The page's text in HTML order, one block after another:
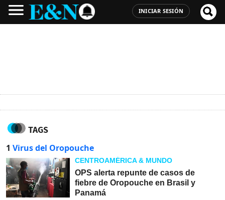
INICIAR SESIÓN
TAGS
1 Virus del Oropouche
CENTROAMÉRICA & MUNDO
OPS alerta repunte de casos de
fiebre de Oropouche en Brasil y
Panamá